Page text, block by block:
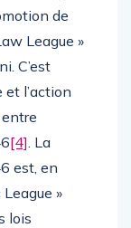
de
League »
C’est
l’action
[4] . La
est, en
»
lois